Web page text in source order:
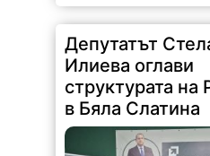
Илиева оглави
структурата на
в Бяла Слатина